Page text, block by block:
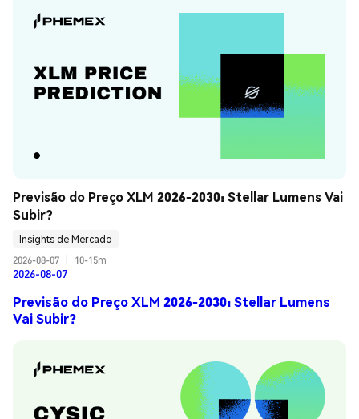
Previsão do Preço XLM 2026-2030: Stellar Lumens Vai
Subir?
Insights de Mercado
2026-08-07
10-15m
2026-08-07
Previsão do Preço XLM 2026-2030: Stellar Lumens
Vai Subir?